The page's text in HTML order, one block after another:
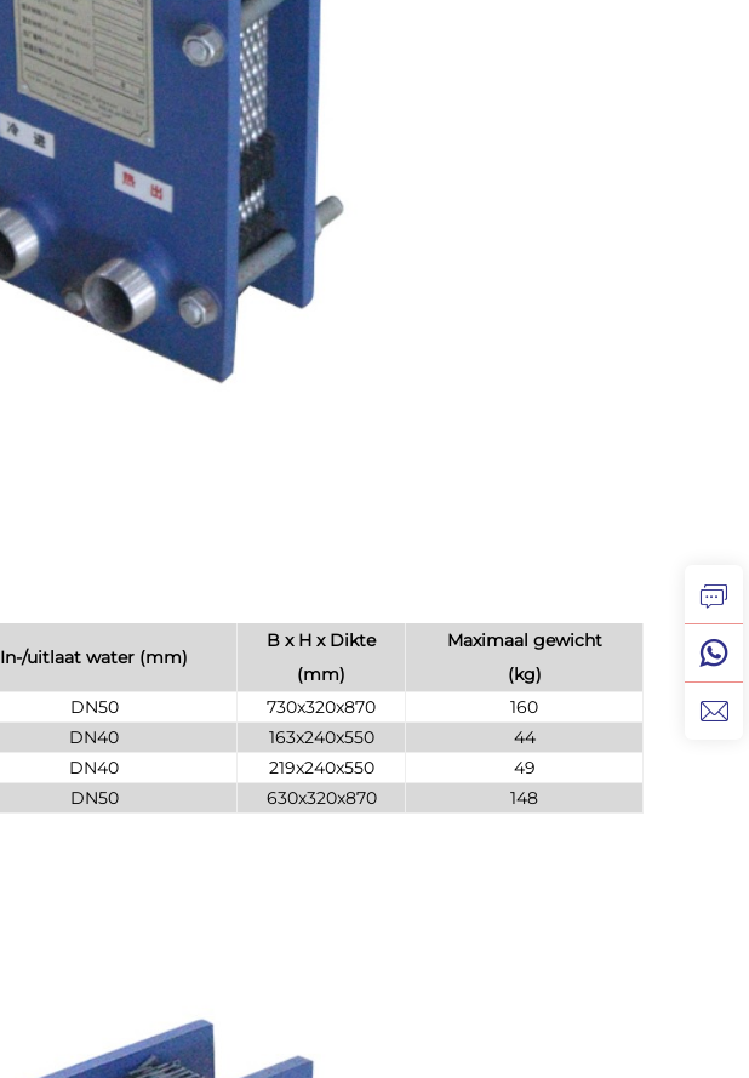
In-/uitlaat water (mm)
B x H x Dikte
(mm)
Maximaal gewicht
(kg)
DN50 730x320x870
160
DN40 163x240x550
44
DN40 219x240x550
49
DN50 630x320x870 148